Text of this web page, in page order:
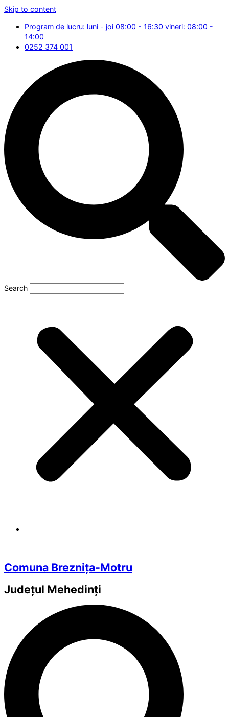
Skip to content
Program de lucru: luni - joi 08:00 - 16:30 vineri: 08:00 -
14:00
0252 374 001
Search
Comuna Breznița-Motru
Județul Mehedinți